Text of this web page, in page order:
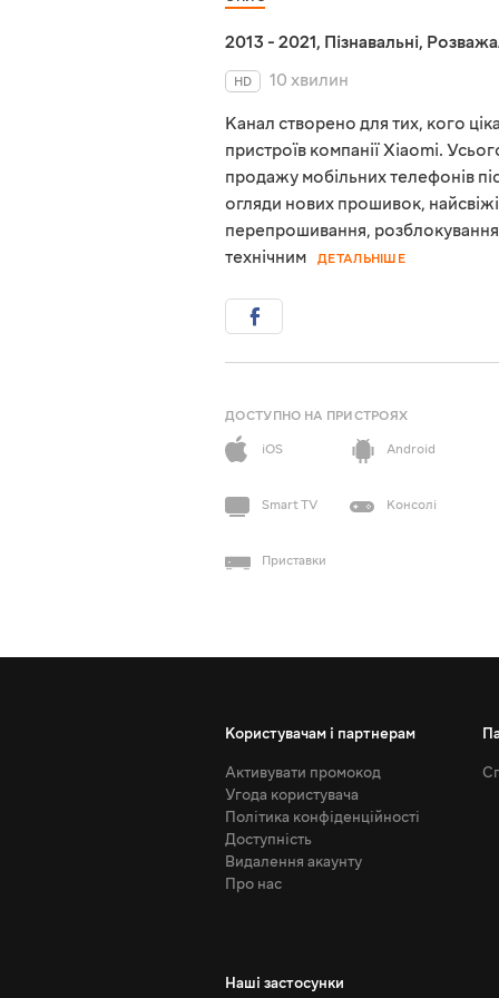
2013 - 2021, Пізнавальні,
HD
10 хвилин
Канал створено для тих, кого
пристроїв компанії Xiaomi.
продажу мобільних телефонів
огляди нових прошивок,
перепрошивання, розблокування,
технічним
ДЕТАЛЬНІШЕ
ДОСТУПНО НА ПРИСТРОЯХ
iOS
Android
Smart TV Консолі
Приставки
Користувачам і партнерам
Активувати промокод
Угода користувача
Політика конфіденційності
Доступність
Видалення акаунту
Про нас
Наші застосунки